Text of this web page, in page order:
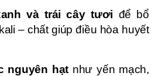
và trái cây tươi để bổ
– chất giúp điều hòa huyết
nguyên hạt như yến mạch,